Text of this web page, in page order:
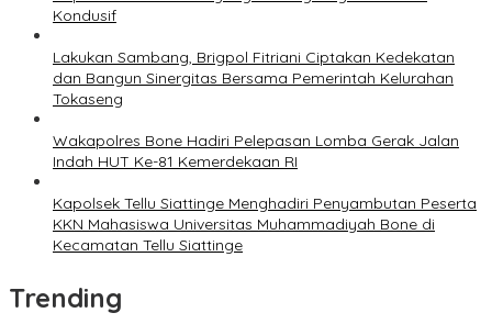
Kondusif
Lakukan Sambang, Brigpol Fitriani Ciptakan Kedekatan
dan Bangun Sinergitas Bersama Pemerintah Kelurahan
Tokaseng
Wakapolres Bone Hadiri Pelepasan Lomba Gerak Jalan
Indah HUT Ke-81 Kemerdekaan RI
Kapolsek Tellu Siattinge Menghadiri Penyambutan Peserta
KKN Mahasiswa Universitas Muhammadiyah Bone di
Kecamatan Tellu Siattinge
Trending